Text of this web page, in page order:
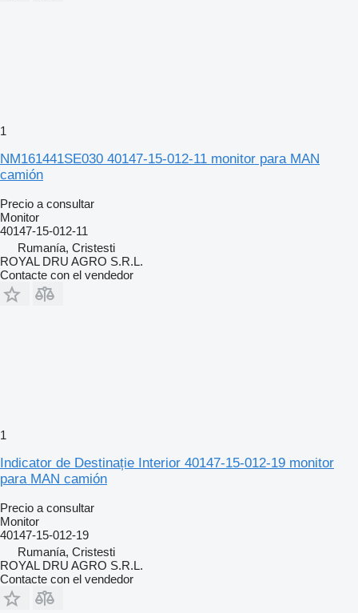
1
NM161441SE030 40147-15-012-11 monitor para MAN
camión
Precio a consultar
Monitor
40147-15-012-11
Rumanía, Cristesti
ROYAL DRU AGRO S.R.L.
Contacte con el vendedor
1
Indicator de Destinație Interior 40147-15-012-19 monitor
para MAN camión
Precio a consultar
Monitor
40147-15-012-19
Rumanía, Cristesti
ROYAL DRU AGRO S.R.L.
Contacte con el vendedor